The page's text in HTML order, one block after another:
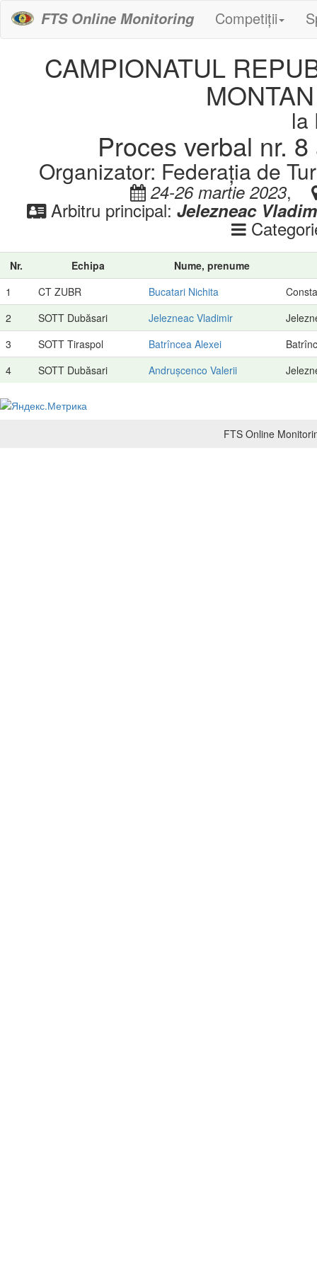
FTS Online Monitoring Competiții
CAMPIONATUL
la
Proces verbal nr.
Organizator: Federația de
24-26 martie 2023,
Arbitru principal: Jelezneac
Nr. Echipa
Nume, prenume
1
CT ZUBR Bucatari Nichita
2
SOTT Dubăsari Jelezneac Vladimir
3
SOTT Tiraspol Batrîncea Alexei
4
SOTT Dubăsari Andrușcenco Valerii
FTS Online